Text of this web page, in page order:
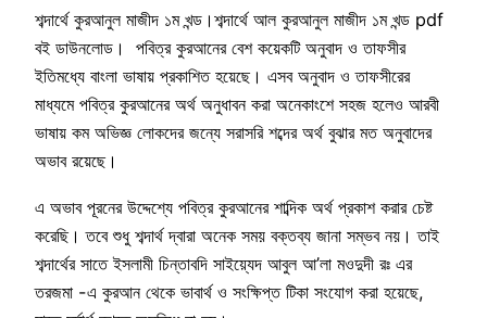
শব্দার্থে কুরআনুল মাজীদ ১ম খন্ড।শব্দার্থে আল কুরআনুল মাজীদ ১ম খন্ড pdf
বই ডাউনলোড। পবিত্র কুরআনের বেশ কয়েকটি অনুবাদ ও তাফসীর
ইতিমধ্যে বাংলা ভাষায় প্রকাশিত হয়েছে। এসব অনুবাদ ও তাফসীরের
মাধ্যমে পবিত্র কুরআনের অর্থ অনুধাবন করা অনেকাংশে সহজ হলেও আরবী
ভাষায় কম অভিজ্ঞ লোকদের জন্যে সরাসরি শব্দের অর্থ বুঝার মত অনুবাদের
অভাব রয়েছে।
এ অভাব পূরনের উদ্দেশ্যে পবিত্র কুরআনের শাব্দিক অর্থ প্রকাশ করার চেষ্ট
করেছি। তবে শুধু শব্দার্থ দ্বারা অনেক সময় বক্তব্য জানা সম্ভব নয়। তাই
শব্দার্থের সাতে ইসলামী চিন্তাবদি সাইয়্যেদ আবুল আ’লা মওদুদী রঃ এর
তরজমা -এ কুরআন থেকে ভাবার্থ ও সংক্ষিপ্ত টিকা সংযোগ করা হয়েছে,